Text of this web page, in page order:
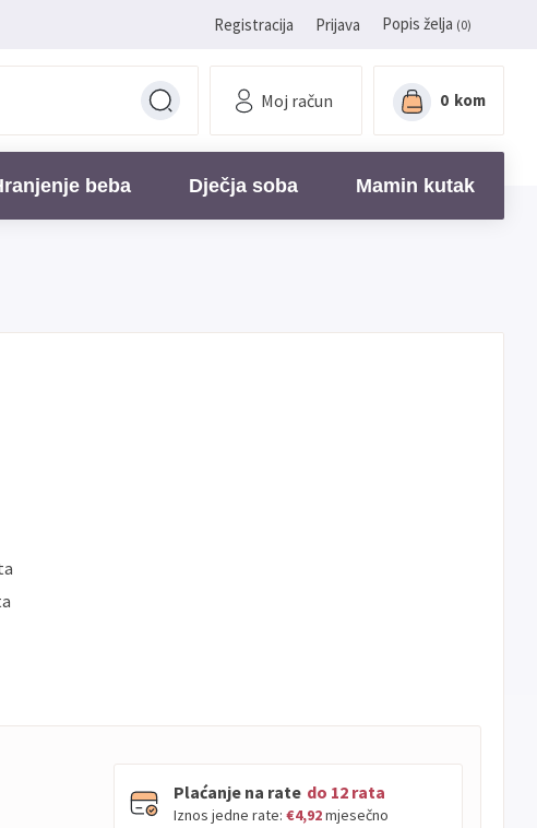
Registracija Prijava Popis želja (0)
Moj račun 0 kom
beba Dječja soba Mamin kutak
Plaćanje na rate do 12 rata
Iznos jedne rate: €4,92mjesečno